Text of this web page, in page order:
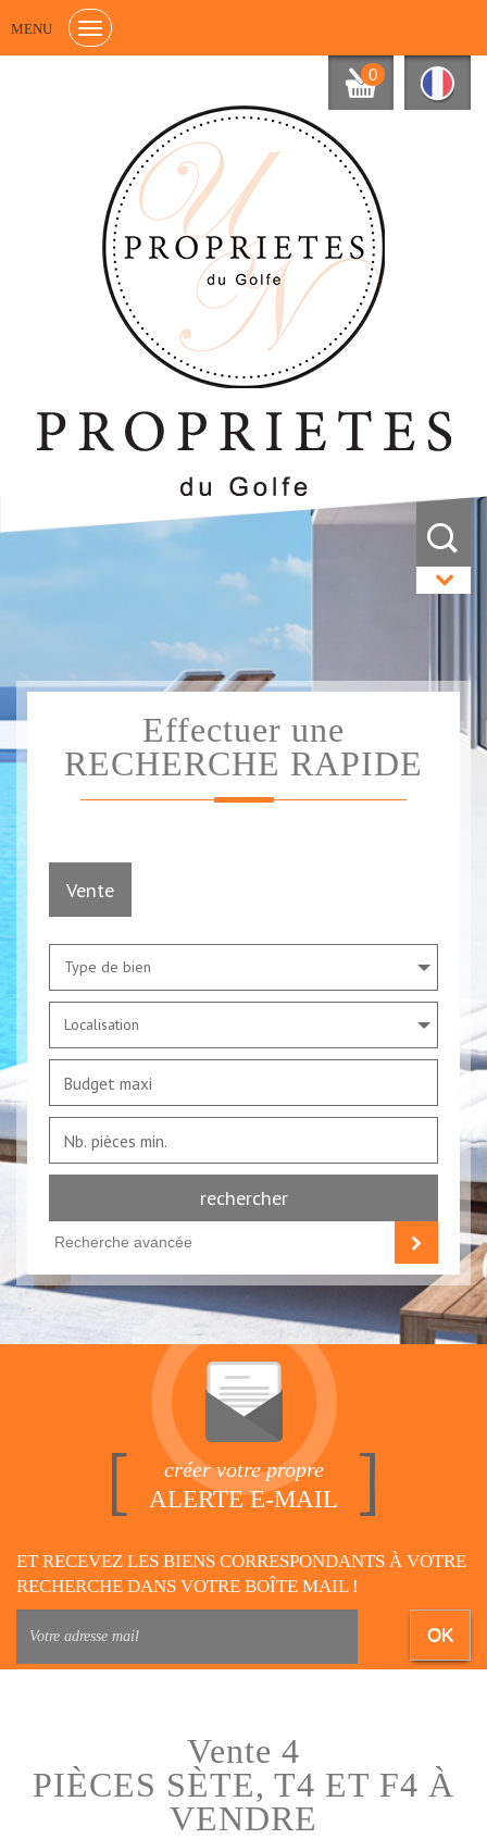
MENU
0
Effectuer une
RECHERCHE RAPIDE
Vente
Type de bien
Localisation
rechercher
Recherche avancée
créer votre propre
ALERTE E-MAIL
ET RECEVEZ LES BIENS CORRESPONDANTS À VOTRE
RECHERCHE DANS VOTRE BOÎTE MAIL !
OK
Vente 4
PIÈCES SÈTE, T4 ET F4 À
VENDRE